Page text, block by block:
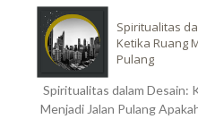
Spiritualitas
Ketika Ruang
Pulang
Spiritualitas dalam Desain:
Menjadi Jalan Pulang